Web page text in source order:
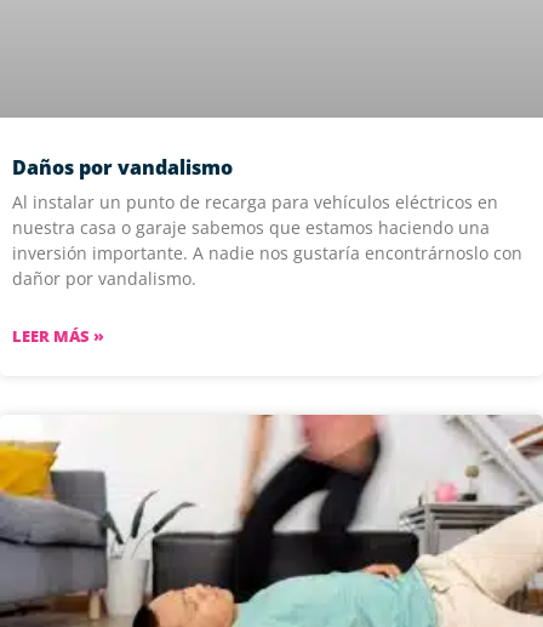
Daños por vandalismo
Al instalar un punto de recarga para vehículos eléctricos en
nuestra casa o garaje sabemos que estamos haciendo una
inversión importante. A nadie nos gustaría encontrárnoslo con
dañor por vandalismo.
LEER MÁS »